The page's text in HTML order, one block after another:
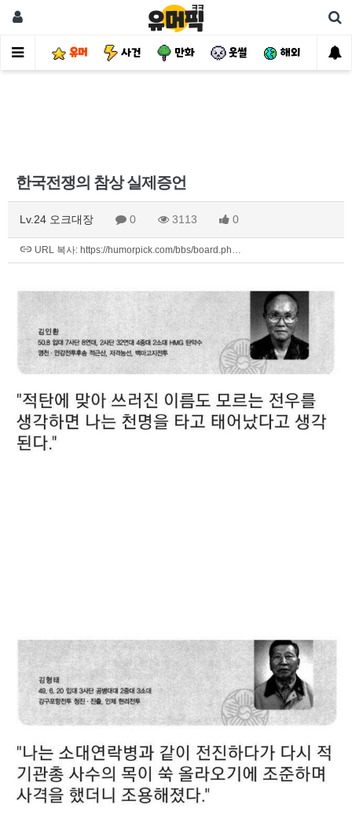
유머 사건 만화 웃썰 해외 핫
한국전쟁의 참상 실제증언
Lv.24 오크대장 0 3113 0
URL 복사: https://humorpick.com/bbs/board.ph…